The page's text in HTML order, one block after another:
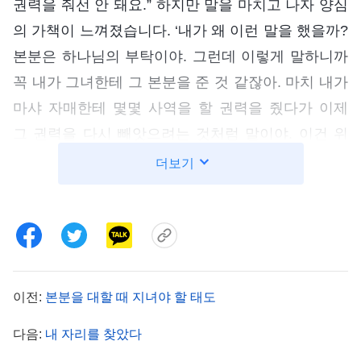
권력을 줘선 안 돼요.” 하지만 말을 마치고 나자 양심
의 가책이 느껴졌습니다. ‘내가 왜 이런 말을 했을까?
본분은 하나님의 부탁이야. 그런데 이렇게 말하니까
꼭 내가 그녀한테 그 본분을 준 것 같잖아. 마치 내가
마샤 자매한테 몇몇 사역을 할 권력을 줬다가 이제
그 권력을 다시 빼앗으려는 것처럼 말이야. 이건 위
치를 잘못 선 거잖아.’ 스스로 그런 말을 할 줄은 몰랐
저는 그녀에게 일을 시키는 게 싫었습니다. 늘 그녀
형제자매들에게 그녀의 업무 능력이 별 볼 일 없으
저는 왜 이렇게 비열할까요?
더보기
이전: 본분을 대할 때 지녀야 할 태도
다음: 내 자리를 찾았다